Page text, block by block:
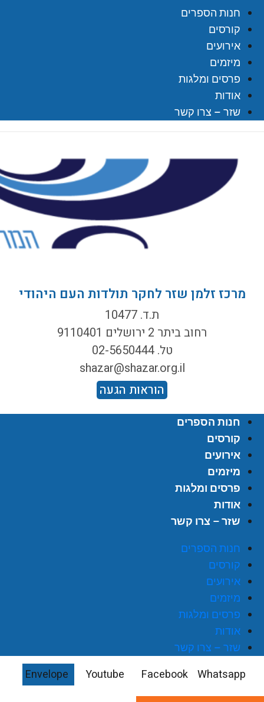
חנות הספרים
קורסים
אירועים
מיזמים
פרסים ומלגות
אודות
שזר – צרו קשר
מרכז זלמן שזר לחקר תולדות העם היהודי
ת.ד. 10477
רחוב ביתר 2 ירושלים 9110401
טל. 02-5650444
shazar@shazar.org.il
הוראות הגעה
חנות הספרים
קורסים
אירועים
מיזמים
פרסים ומלגות
אודות
שזר – צרו קשר
חנות הספרים
קורסים
אירועים
מיזמים
פרסים ומלגות
אודות
שזר – צרו קשר
Envelope Youtube Facebook Whatsapp